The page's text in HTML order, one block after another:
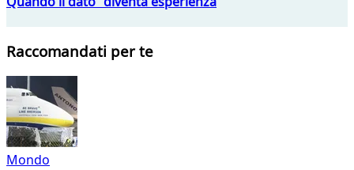
Raccomandati per te
Mondo